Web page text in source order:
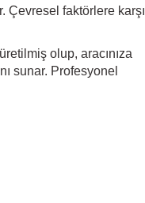
Çevresel faktörlere karşı
olup, aracınıza
sunar. Profesyonel